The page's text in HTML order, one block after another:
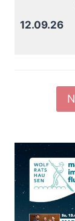
12.09.26